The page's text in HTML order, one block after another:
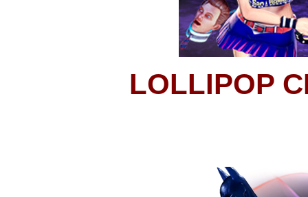
LOLLIPOP